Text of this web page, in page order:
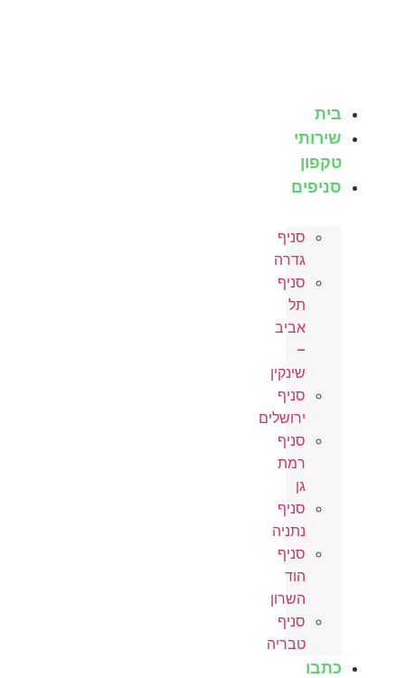
בית
שירותי
טקפון
סניפים
סניף
גדרה
סניף
תל
אביב
–
שינקין
סניף
ירושלים
סניף
רמת
גן
סניף
נתניה
סניף
הוד
השרון
סניף
טבריה
כתבו